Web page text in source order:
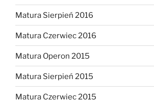
Matura Sierpień 2016
Matura Czerwiec 2016
Matura Operon 2015
Matura Sierpień 2015
Matura Czerwiec 2015